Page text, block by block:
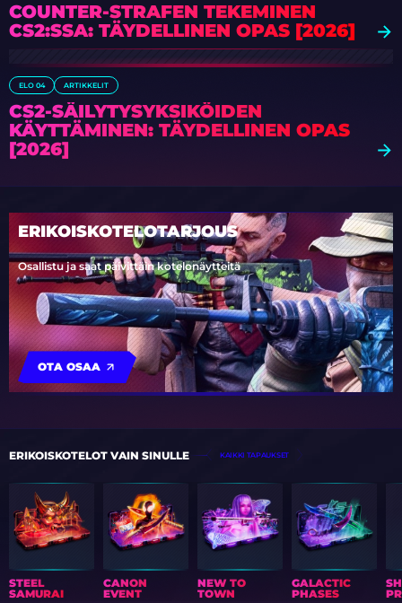
COUNTER-STRAFEN TEKEMINEN
CS2:SSA: TÄYDELLINEN OPAS [2026]
ELO 04 ARTIKKELIT
CS2-SÄILYTYSYKSIKÖIDEN
KÄYTTÄMINEN: TÄYDELLINEN OPAS
[2026]
ERIKOISKOTELOTARJOUS
Osallistu ja saat päivittäin kotelonäytteitä
OTA OSAA
ERIKOISKOTELOT VAIN SINULLE KAIKKI TAPAUKSET
STEEL
SAMURAI
CANON
EVENT
NEW TO
TOWN
GALACTIC
PHASES